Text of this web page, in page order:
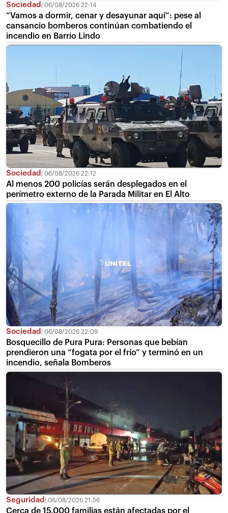
Sociedad 06/08/2026 22:14
“Vamos a dormir, cenar y desayunar aquí”: pese al
cansancio bomberos continúan combatiendo el
incendio en Barrio Lindo
Sociedad 06/08/2026 22:12
Al menos 200 policías serán desplegados en el
perímetro externo de la Parada Militar en El Alto
Sociedad 06/08/2026 22:09
Bosquecillo de Pura Pura: Personas que bebían
prendieron una “fogata por el frío” y terminó en un
incendio, señala Bomberos
Seguridad 06/08/2026 21:56
Cerca de 15.000 familias están afectadas por el